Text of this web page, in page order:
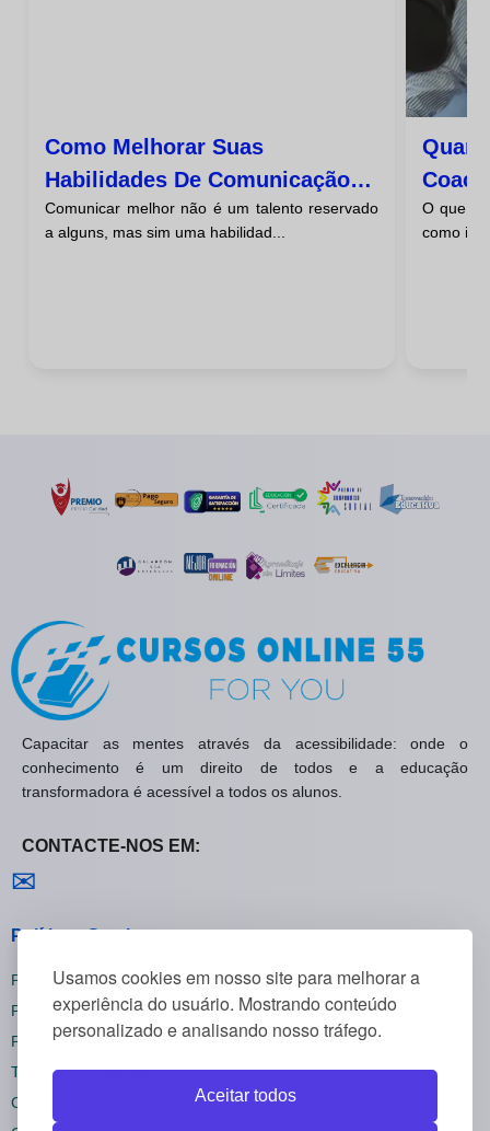
Usamos cookies em nosso site para melhorar a
experiência do usuário. Mostrando conteúdo
personalizado e analisando nosso tráfego.
Aceitar todos
Como Melhorar Suas
Habilidades De Comunicação
Através Do Coaching
Comunicar melhor não é um talento reservado
a alguns, mas sim uma habilidad...
Fases
O que
como
Capacitar as mentes através da acessibilidade: onde o
conhecimento é um direito de todos e a educação
transformadora é acessível a todos os alunos.
CONTACTE-NOS EM:
✉
Políticas Gerais
Política de Privacidade
Política de Cookies
Política de Reembolsos
Termos e Condições
Cancelar inscrição